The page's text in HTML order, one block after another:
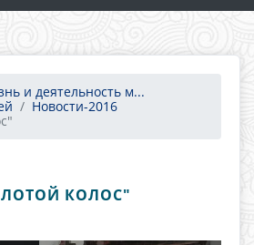
и деятельность м...
Новости-2016
КОЛОС"